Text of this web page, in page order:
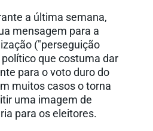
a última semana,
mensagem para a
("perseguição
que costuma dar
para o voto duro do
muitos casos o torna
uma imagem de
para os eleitores.